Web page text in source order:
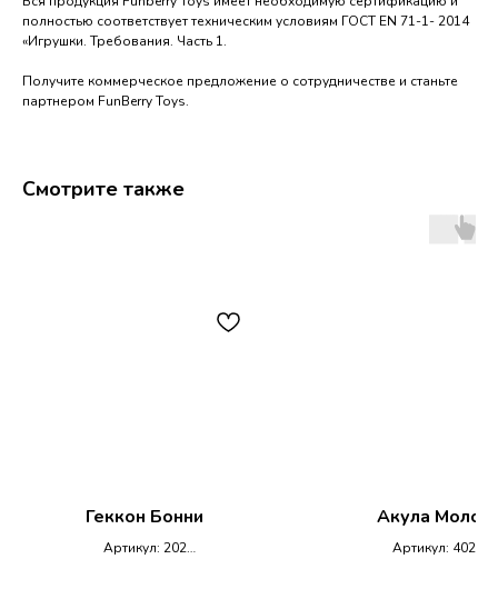
полностью соответствует техническим условиям ГОСТ EN 71-1- 2014
«Игрушки. Требования. Часть 1.
Получите коммерческое предложение о сотрудничестве и станьте
партнером FunBerry Toys.
Смотрите также
Геккон Бонни
Артикул: 202
Акула Молот
Артикул: 402